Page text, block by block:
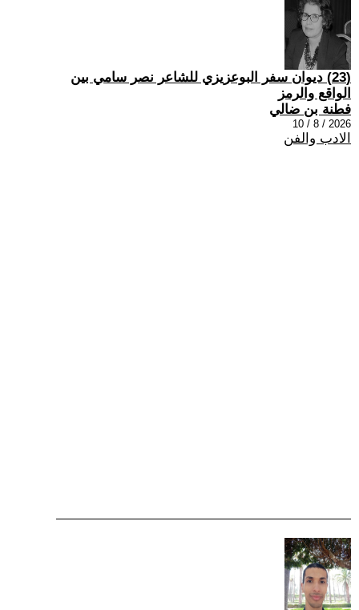
(23) ديوان سفر البوعزيزي للشاعر نصر سامي بين
الواقع والرمز
فطنة بن ضالي
2026 / 8 / 10
الادب والفن